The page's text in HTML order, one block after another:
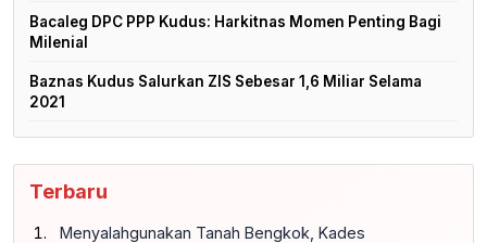
Bacaleg DPC PPP Kudus: Harkitnas Momen Penting Bagi
Milenial
Baznas Kudus Salurkan ZIS Sebesar 1,6 Miliar Selama
2021
Terbaru
Menyalahgunakan Tanah Bengkok, Kades